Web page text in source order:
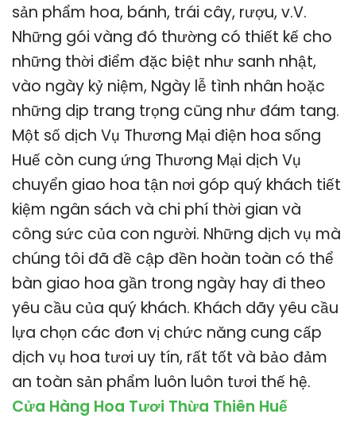
sản phẩm hoa, bánh, trái cây, rượu, v.V.
Những gói vàng đó thường có thiết kế cho
những thời điểm đặc biệt như sanh nhật,
vào ngày kỷ niệm, Ngày lễ tình nhân hoặc
những dịp trang trọng cũng như đám tang.
Một số dịch Vụ Thương Mại điện hoa sống
Huế còn cung ứng Thương Mại dịch Vụ
chuyển giao hoa tận nơi góp quý khách tiết
kiệm ngân sách và chi phí thời gian và
công sức của con người. Những dịch vụ mà
chúng tôi đã đề cập đền hoàn toàn có thể
bàn giao hoa gần trong ngày hay đi theo
yêu cầu của quý khách. Khách dãy yêu cầu
lựa chọn các đơn vị chức năng cung cấp
dịch vụ hoa tươi uy tín, rất tốt và bảo đảm
an toàn sản phẩm luôn luôn tươi thế hệ.
Cửa Hàng Hoa Tươi Thừa Thiên Huế